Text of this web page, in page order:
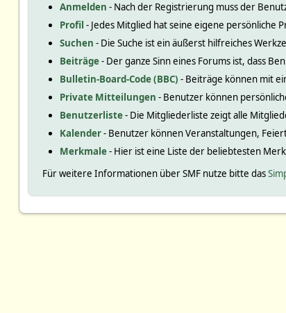
Anmelden - Nach der Registrierung muss der
Profil - Jedes Mitglied hat seine eigene persönliche
Suchen - Die Suche ist ein äußerst hilfreiches
Beiträge- Der ganze Sinn eines Forums ist, dass
Bulletin-Board-Code (BBC) - Beiträge können mit
Private Mitteilungen - Benutzer können
Benutzerliste- Die Mitgliederliste zeigt alle
Kalender- Benutzer können Veranstaltungen,
Merkmale- Hier ist eine Liste der beliebtesten
Für weitere Informationen über SMF nutze bitte das